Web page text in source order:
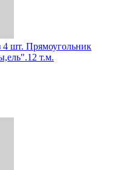
4 шт. Прямоугольник
т.м.